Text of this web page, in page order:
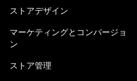
ストアデザイン
マーケティングとコンバージョ
ン
ストア管理